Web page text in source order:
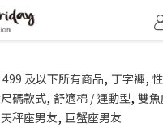
499 及以下所有商品, 丁字褲,
碼款式, 舒適棉 / 運動型, 雙
天秤座男友, 巨蟹座男友